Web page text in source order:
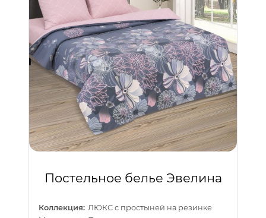
Постельное белье Эвелина
Коллекция: ЛЮКС с простыней на резинке